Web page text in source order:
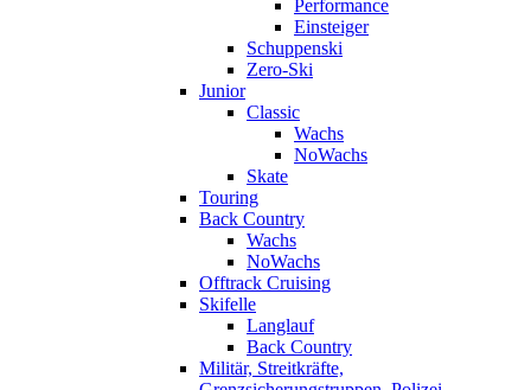
Performance
Einsteiger
Schuppenski
Zero-Ski
Junior
Classic
Wachs
NoWachs
Skate
Touring
Back Country
Wachs
NoWachs
Offtrack Cruising
Skifelle
Langlauf
Back Country
Militär, Streitkräfte,